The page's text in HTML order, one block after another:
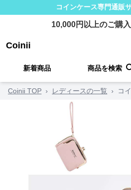
コインケース専門通販
10,000円以上のご購
Coinii
新着商品 商品を検索
Coinii TOP › レディースの一覧 › コ